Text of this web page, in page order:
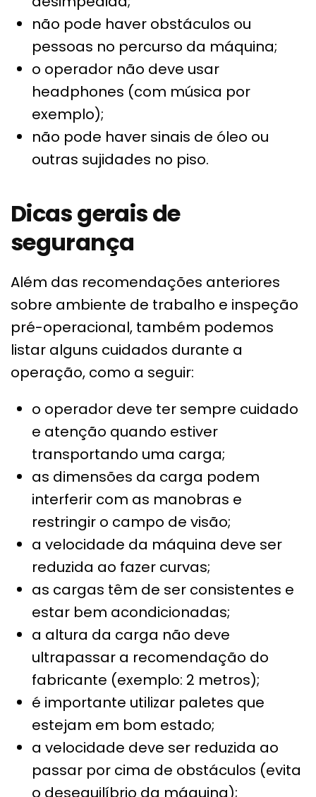
não pode haver obstáculos ou
pessoas no percurso da máquina;
o operador não deve usar
headphones (com música por
exemplo);
não pode haver sinais de óleo ou
outras sujidades no piso.
Dicas gerais de
segurança
Além das recomendações anteriores
sobre ambiente de trabalho e inspeção
pré-operacional, também podemos
listar alguns cuidados durante a
operação, como a seguir:
o operador deve ter sempre cuidado
e atenção quando estiver
transportando uma carga;
as dimensões da carga podem
interferir com as manobras e
restringir o campo de visão;
a velocidade da máquina deve ser
reduzida ao fazer curvas;
as cargas têm de ser consistentes e
estar bem acondicionadas;
a altura da carga não deve
ultrapassar a recomendação do
fabricante (exemplo: 2 metros);
é importante utilizar paletes que
estejam em bom estado;
a velocidade deve ser reduzida ao
passar por cima de obstáculos (evita
o desequilíbrio da máquina);